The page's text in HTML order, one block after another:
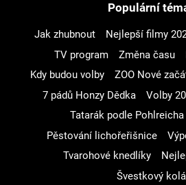
Populární
Jak zhubnout Nejlepší filmy
TV program
Změna času
Kdy budou volby
ZOO Nové
7 pádů Honzy Dědka
Volby
Tatarák podle Pohlreicha
Pěstování lichořeřišnice
Tvarohové knedlíky
Švestkový